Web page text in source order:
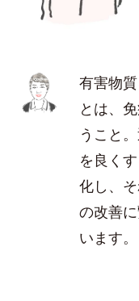
有害物
とは、
うこと
を良く
化し、
の改善
います。